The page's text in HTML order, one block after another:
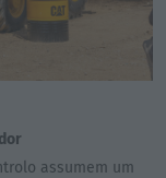
assumem um